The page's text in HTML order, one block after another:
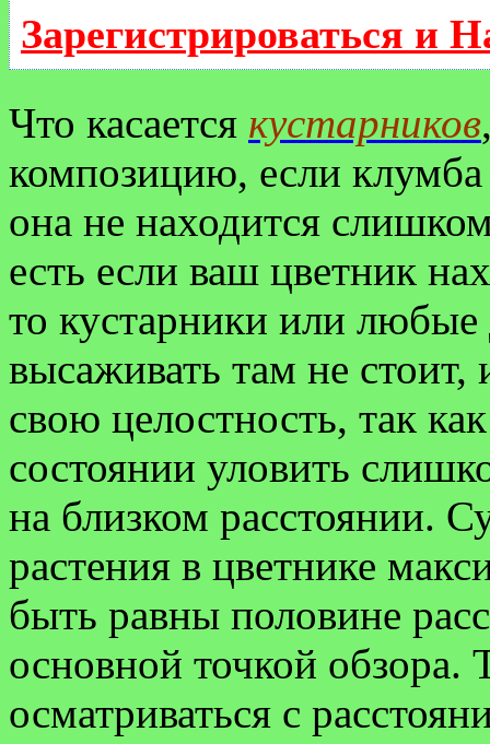
Зарегистрироваться и
Что касается кустарников
композицию, если
она не находится
есть если ваш цветник
то кустарники или любые
высаживать там не стоит,
свою целостность, так
состоянии уловить
на близком расстоянии.
растения в цветнике
быть равны половине
основной точкой обзора.
осматриваться с